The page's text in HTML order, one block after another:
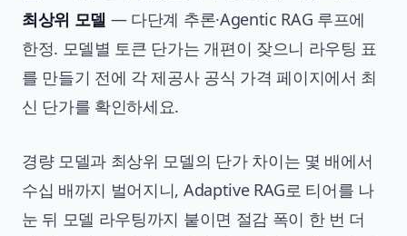
최상위 모델 — 다단계 추론·Agentic RAG 루프에
한정. 모델별 토큰 단가는 개편이 잦으니 라우팅 표
를 만들기 전에 각 제공사 공식 가격 페이지에서 최
신 단가를 확인하세요.
경량 모델과 최상위 모델의 단가 차이는 몇 배에서
수십 배까지 벌어지니, Adaptive RAG로 티어를 나
눈 뒤 모델 라우팅까지 붙이면 절감 폭이 한 번 더